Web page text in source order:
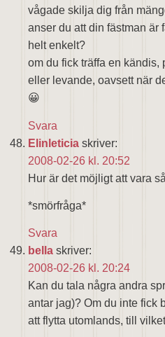
vågade skilja dig från
anser du att din fästman är
helt enkelt?
om du fick träffa en kändis,
eller levande, oavsett när
😀
Svara
Elinleticia skriver:
2008-02-26 kl. 20:52
Hur är det möjligt att vara
*smörfråga*
Svara
bella skriver:
2008-02-26 kl. 20:24
Kan du tala några andra
antar jag)? Om du inte fick
att flytta utomlands, till